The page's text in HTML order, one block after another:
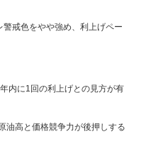
戒色をやや強め、利上げペー
内に1回の利上げとの見方が有
油高と価格競争力が後押しする